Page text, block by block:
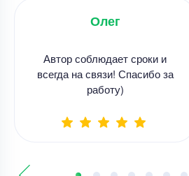
Олег
Автор соблюдает сроки и
всегда на связи! Спасибо за
работу)